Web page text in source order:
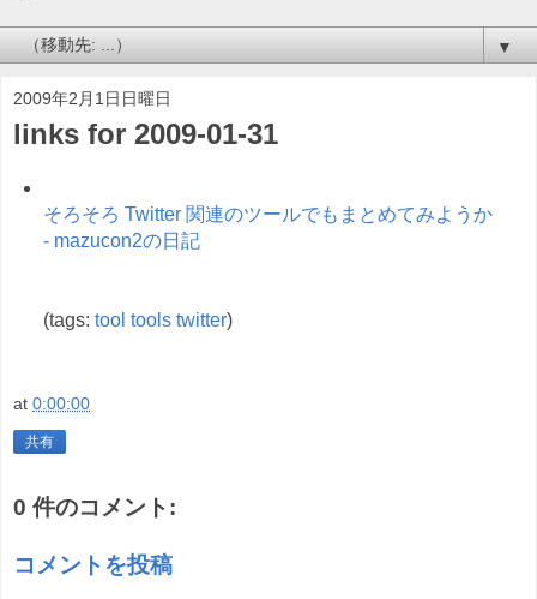
▼
2009年2月1日日曜日
links for 2009-01-31
そろそろ Twitter 関連のツールでもまとめてみようか
- mazucon2の日記
(tags: tool tools twitter)
at 0:00:00
共有
0 件のコメント:
コメントを投稿